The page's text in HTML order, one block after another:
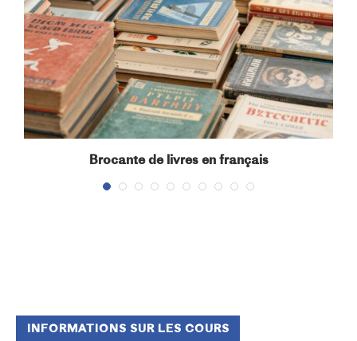
Brocante de livres en français
INFORMATIONS SUR LES COURS